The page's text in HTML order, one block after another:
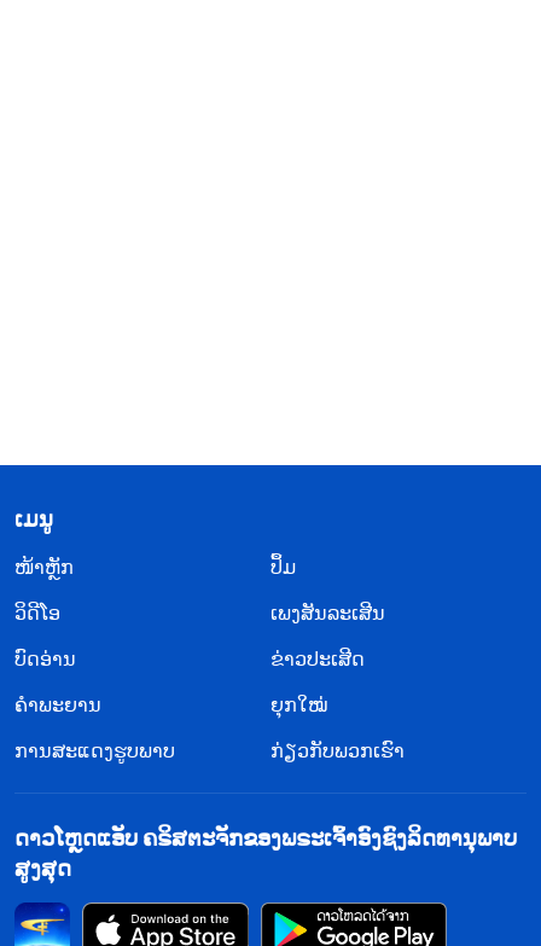
​ເມ​ນູ
​ໜ້າຫຼັກ
ປຶ້ມ
ວິ​ດີ​ໂອ
ເພງສັນລະເສີນ
ບົດອ່ານ
ຂ່າວປະເສີດ
ຄຳພະຍານ
ຍຸກໃໝ່
ການສະແດງຮູບພາບ
ກ່ຽວກັບພວກເຮົາ
ດາວໂຫຼດແອັບ ຄຣິສຕະຈັກຂອງພຣະເຈົ້າອົງຊົງລິດທານຸພາບ
ສູງສຸດ